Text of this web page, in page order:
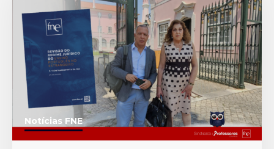
Notícias FNE